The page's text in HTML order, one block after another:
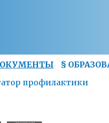
§
профилактики